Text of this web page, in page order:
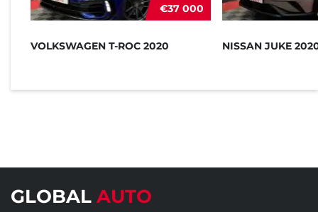
€37 000
VOLKSWAGEN T-ROC 2020 NISSAN JUKE
GLOBAL AUTO